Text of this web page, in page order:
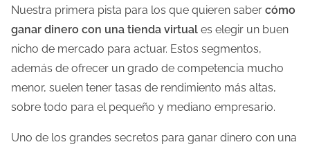
Nuestra primera pista para los que quieren saber cómo
ganar dinero con una tienda virtual es elegir un buen
nicho de mercado para actuar. Estos segmentos,
además de ofrecer un grado de competencia mucho
menor, suelen tener tasas de rendimiento más altas,
sobre todo para el pequeño y mediano empresario.
Uno de los grandes secretos para ganar dinero con una